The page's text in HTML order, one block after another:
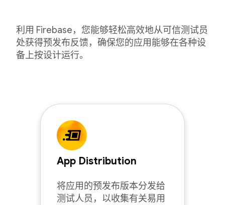
利用 Firebase，您能够轻松高效地从可信测试员
处获得预发布反馈，确保您的应用能够在各种设
备上按设计运行。
App Distribution
将应用的预发布版本分发给
测试人员，以收集有关易用